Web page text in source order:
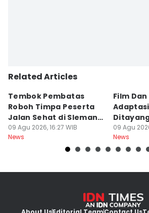
Related Articles
Tembok Pembatas
Roboh Timpa Peserta
Jalan Sehat di Sleman,
10 Orang Luka
09 Agu 2026, 16:27 WIB
News
Film
Jogja
09 Agu
News